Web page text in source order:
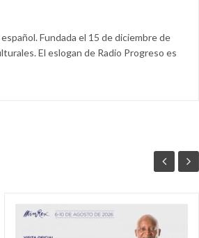
Fundada el 15 de diciembre de
El eslogan de Radio Progreso es